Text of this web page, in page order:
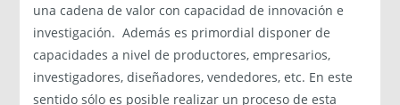
una cadena de valor con capacidad de innovación e
investigación. Además es primordial disponer de
capacidades a nivel de productores, empresarios,
investigadores, diseñadores, vendedores, etc. En este
sentido sólo es posible realizar un proceso de esta